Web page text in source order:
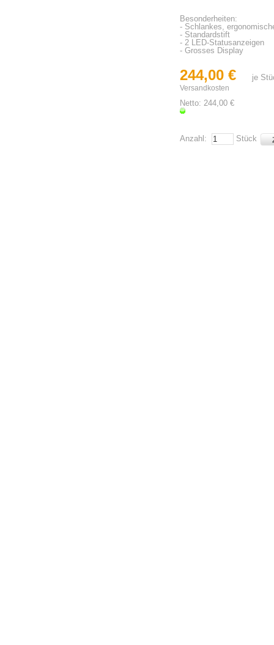
Besonderheiten:
- Schlankes,
- Standardstift
- 2 LED-Statusanzeigen
- Grosses Display
244,00 € je
Versandkosten
Netto: 244,00 €
Anzahl: Stück